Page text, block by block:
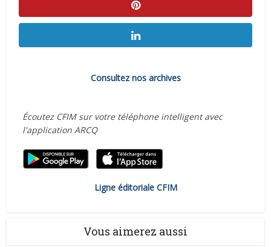
Consultez nos archives
Écoutez CFIM sur votre téléphone intelligent avec
l'application ARCQ
Ligne éditoriale CFIM
Vous aimerez aussi